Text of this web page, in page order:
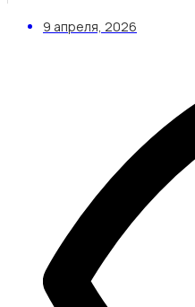
9 апреля, 2026